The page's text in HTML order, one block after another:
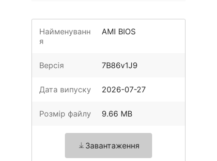
Найменуванн
я
AMI BIOS
Версія 7B86v1J9
Дата випуску 2026-07-27
Розмір файлу 9.66 MB
Завантаження